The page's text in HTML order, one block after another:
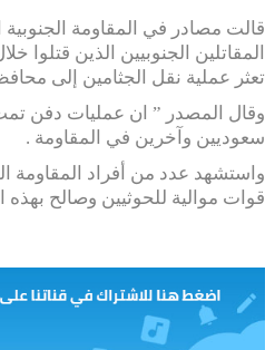
قالت مصادر في المقاومة
المقاتلين الجنوبيين الذين قتلوا
تعثر عملية نقل الجثامين إلى
وقال المصدر ” ان عمليات دفن
سعوديين وآخرين في المقاومة .
واستشهد عدد من أفراد المقاومة
قوات موالية للحوثيين وصالح بهذه